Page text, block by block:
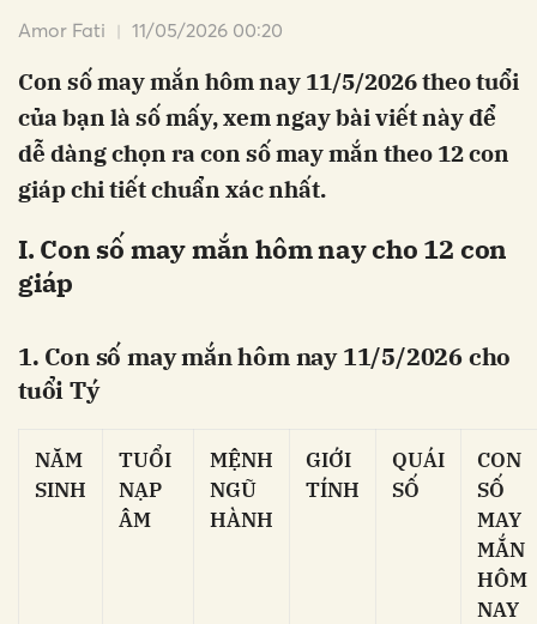
Amor Fati 11/05/2026 00:20
Con số may mắn hôm nay 11/5/2026 theo tuổi
của bạn là số mấy, xem ngay bài viết này để
dễ dàng chọn ra con số may mắn theo 12 con
giáp chi tiết chuẩn xác nhất.
I. Con số may mắn hôm nay cho 12 con
giáp
1. Con số may mắn hôm nay 11/5/2026 cho
tuổi Tý
NĂM
SINH
TUỔI
NẠP
ÂM
MỆNH
NGŨ
HÀNH
GIỚI
TÍNH
QUÁI
SỐ
CON
SỐ
MAY
MẮN
HÔM
NAY
Hủy Gửi